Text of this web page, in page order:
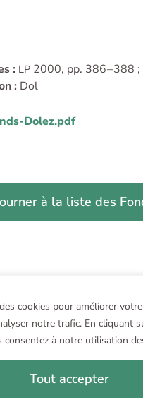
cookies pour améliorer
notre trafic. En cliquant
consentez à notre utilisation
Tout accepter
: LP 2000, pp. 386 – 388 ;
: Dol
Dolez.pdf
à la liste des
Thielemans 93 – B-1150
50 27